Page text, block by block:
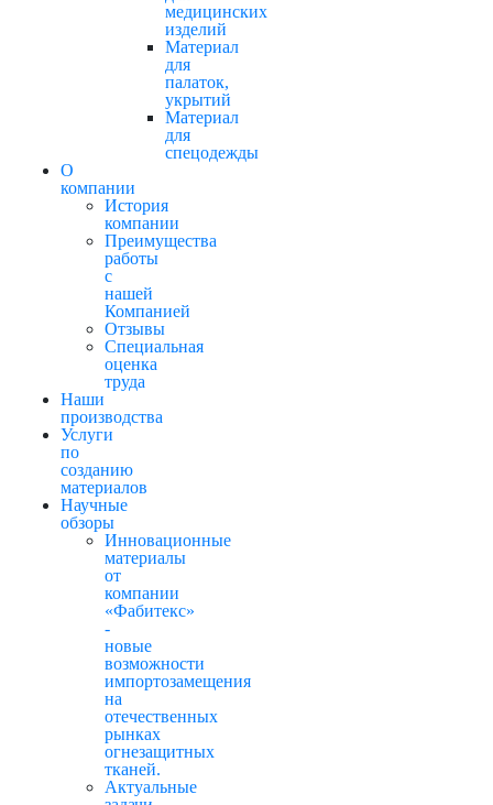
медицинских
изделий
Материал
для
палаток,
укрытий
Материал
для
спецодежды
О
компании
История
компании
Преимущества
работы
с
нашей
Компанией
Отзывы
Cпециальная
оценка
труда
Наши
производства
Услуги
по
созданию
материалов
Научные
обзоры
Инновационные
материалы
от
компании
«Фабитекс»
-
новые
возможности
импортозамещения
на
отечественных
рынках
огнезащитных
тканей.
Актуальные